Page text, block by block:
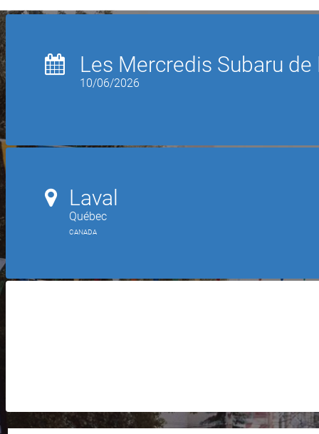
Les Mercredis Subaru
10/06/2026
Laval
Québec
CANADA